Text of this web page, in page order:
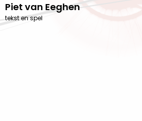
Piet van Eeghen
tekst en spel